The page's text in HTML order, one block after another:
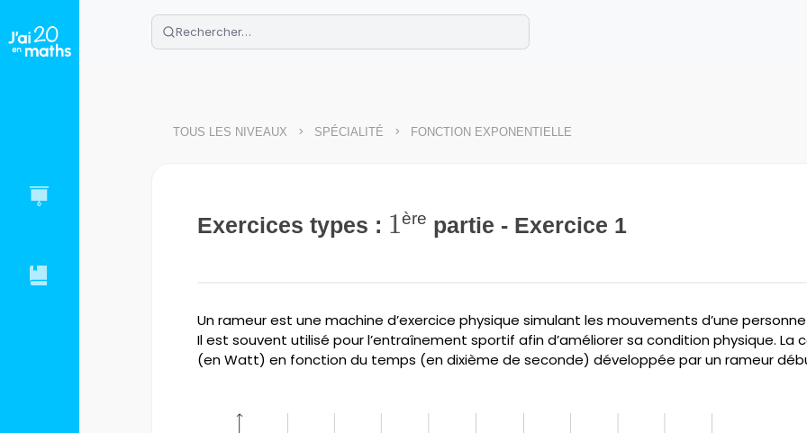
🌴Cahier de vacances offert: révise les maths cet été !
Télécharge ton PDF gratuit et progresse avec des exercices corrigés en vidéo.
TOUS LES NIVEAUX > SPÉCIALITÉ > FONCTION EXPONENTIELLE
Exercices types : 1
1ère partie - Exercice 1
Un rameur est une machine d’exercice physique simulant les mouvements d’une
Il est souvent utilisé pour l’entraînement sportif afin d’améliorer sa condition physique.
(en Watt) en fonction du temps (en dixième de seconde) développée par un rameur